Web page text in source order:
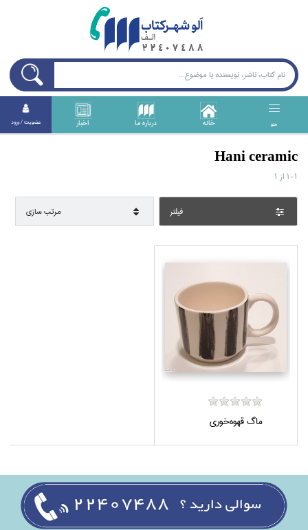
منو خانه درباره ما اخبار عضويت / ورود
Hani ceramic
1-1 از 1
فيلتر مرتب سازي
ماگ قهوه‌خوري